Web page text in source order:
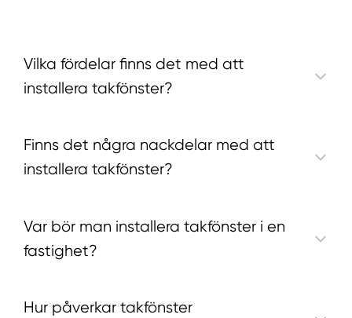
Vilka fördelar finns det med att
installera takfönster?
Finns det några nackdelar med att
installera takfönster?
Var bör man installera takfönster i en
fastighet?
Hur påverkar takfönster